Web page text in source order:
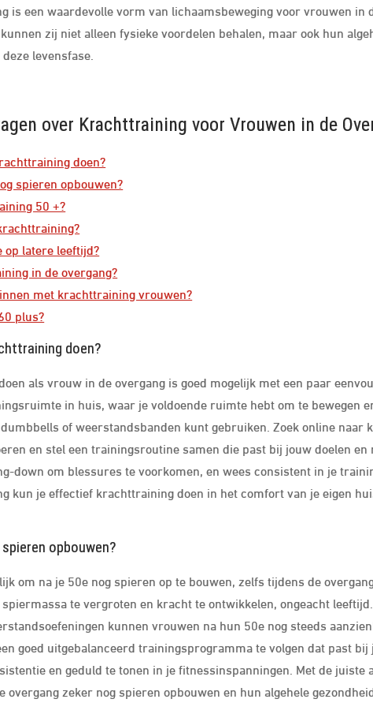
is een waardevolle vorm van lichaamsbeweging voor vrouwen in
zij niet alleen fysieke voordelen behalen, maar ook hun
levensfase.
over Krachttraining voor Vrouwen in de
doen?
spieren opbouwen?
50 +?
op latere leeftijd?
in de overgang?
met krachttraining vrouwen?
plus?
doen?
als vrouw in de overgang is goed mogelijk met een paar
in huis, waar je voldoende ruimte hebt om te bewegen
of weerstandsbanden kunt gebruiken. Zoek online naar
en stel een trainingsroutine samen die past bij jouw doelen en
down om blessures te voorkomen, en wees consistent in je
kun je effectief krachttraining doen in het comfort van je eigen
opbouwen?
om na je 50e nog spieren op te bouwen, zelfs tijdens de
te vergroten en kracht te ontwikkelen, ongeacht
kunnen vrouwen na hun 50e nog steeds
goed uitgebalanceerd trainingsprogramma te volgen dat past
en geduld te tonen in je fitnessinspanningen. Met de juiste
overgang zeker nog spieren opbouwen en hun algehele